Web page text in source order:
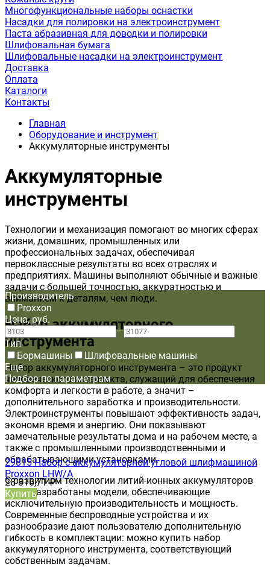
Многофункциональные наборы оснастки
Насадки для полировки на электроинструмент
Паста абразивная для доводки и полировки
Шлифовальная бумага
Шлифовальные насадки на электроинструмент
Доставка
Оплата
Каталоги
Контакты
Главная
Оборудование и инструмент
Аккумуляторные инструменты
Аккумуляторные
инструменты
Технологии и механизация помогают во многих сферах
жизни, домашних, промышленных или
профессиональных задачах, обеспечивая
первоклассные результаты во всех отраслях и
предприятиях. Машины выполняют обычные и важные
задачи с большей точностью, аккуратностью и
вниманием к деталям, чем люди.
Набор аккумуляторного
инструмента
Набор аккумуляторного инструмента – это продукт
человеческого интеллекта, служащий для обеспечения
комфорта и легкости в работе, а значит –
дополнительного заработка и производительности.
Электроинструменты повышают эффективность задач,
экономя время и энергию. Они показывают
замечательные результаты дома и на рабочем месте, а
также с промышленными производственными и
обрабатывающими установками.
С развитием технологии литий-ионных аккумуляторов
были разработаны модели, обеспечивающие
исключительную производительность и мощность.
Современные беспроводные устройства и их
разнообразие дают пользователю дополнительную
гибкость в комплектации: можно купить набор
аккумуляторного инструмента, соответствующий
собственным задачам.
Производитель
Proxxon
Цена, руб.
—
Тип
Бормашины
Шлифовальные машины
Еще
Подбор по параметрам
29815 Набор с аккумуляторной угловой шлифмашиной
Proxxon LHW/A
28 816,71₽
Купить